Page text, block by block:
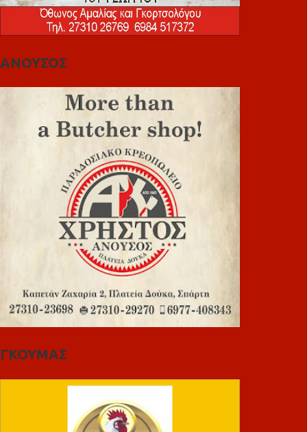
ΑΝΟΥΣΟΣ
ΓΚΟΥΜΑΣ